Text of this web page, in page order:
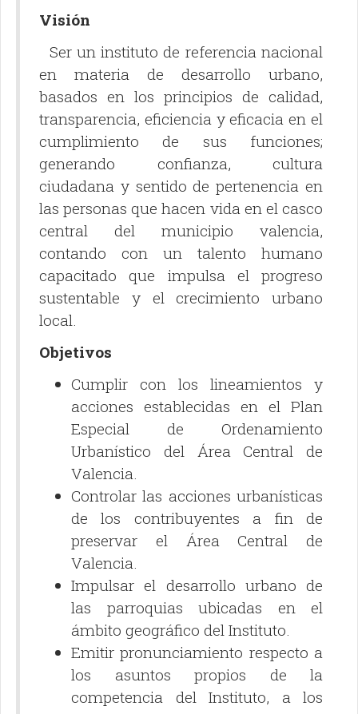
Visión
Ser un instituto de referencia nacional
en materia de desarrollo urbano,
basados en los principios de calidad,
transparencia, eficiencia y eficacia en el
cumplimiento de sus funciones;
generando confianza, cultura
ciudadana y sentido de pertenencia en
las personas que hacen vida en el casco
central del municipio valencia,
contando con un talento humano
capacitado que impulsa el progreso
sustentable y el crecimiento urbano
local.
Objetivos
Cumplir con los lineamientos y
acciones establecidas en el Plan
Especial de Ordenamiento
Urbanístico del Área Central de
Valencia.
Controlar las acciones urbanísticas
de los contribuyentes a fin de
preservar el Área Central de
Valencia.
Impulsar el desarrollo urbano de
las parroquias ubicadas en el
ámbito geográfico del Instituto.
Emitir pronunciamiento respecto a
los asuntos propios de la
competencia del Instituto, a los